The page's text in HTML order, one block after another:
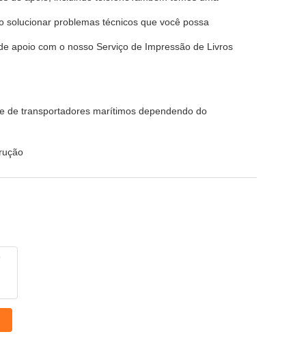
problemas técnicos que você possa
apoio com o nosso Serviço de Impressão de Livros
de transportadores marítimos dependendo do